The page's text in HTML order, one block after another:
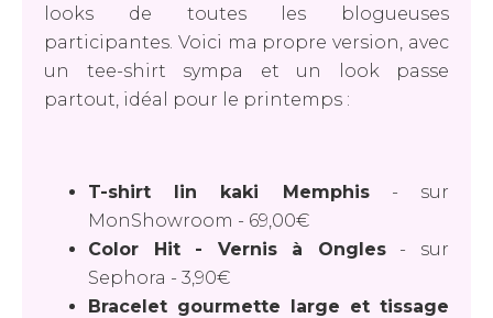
looks de toutes les blogueuses
participantes. Voici ma propre version, avec
un tee-shirt sympa et un look passe
partout, idéal pour le printemps :
T-shirt lin kaki Memphis- sur
MonShowroom - 69,00€
Color Hit - Vernis à Ongles- sur
Sephora - 3,90€
Bracelet gourmette large et tissage